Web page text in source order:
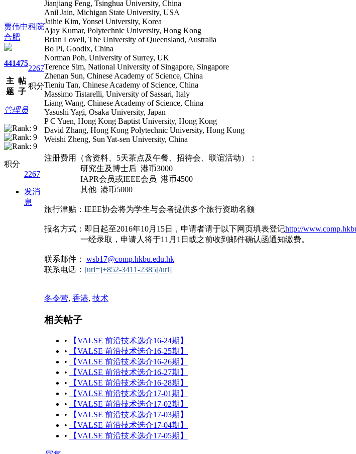
贾伟中科院
合肥
441
主
题
475
帖
子
2267
积分
管理员
积分
2267
发消
息
Jianjiang Feng, Tsinghua University, China
Anil Jain, Michigan State University, USA
Jaihie Kim, Yonsei University, Korea
Ajay Kumar, Polytechnic University, Hong Kong
Brian Lovell, The University of Queensland, Australia
Bo Pi, Goodix, China
Norman Poh, University of Surrey, UK
Terence Sim, National University of Singapore, Singapore
Zhenan Sun, Chinese Academy of Science, China
Tieniu Tan, Chinese Academy of Science, China
Massimo Tistarelli, University of Sassari, Italy
Liang Wang, Chinese Academy of Science, China
Yasushi Yagi, Osaka University, Japan
P C Yuen, Hong Kong Baptist University, Hong Kong
David Zhang, Hong Kong Polytechnic University, Hong Kong
Weishi Zheng, Sun Yat-sen University, China
注册费用（含资料、5天茶点及午餐、招待会、联谊活动）：
研究生及博士后 港币3000
IAPR会员或IEEE会员 港币4500
其他 港币5000
旅行津贴：IEEE协会将为学生与会者提供多个旅行资助名额
报名方式：即日起至2016年10月15日，申请者请于以下网页填表登记http://
一经录取，申请人将于11月1日或之前收到邮件确认函通知缴费。
联系邮件： wsb17@comp.hkbu.edu.hk
联系电话： [url=]+852-3411-2385[/url]
冬令营, 香港, 技术
相关帖子
•
【VALSE 前沿技术选介16-24期】
•
【VALSE 前沿技术选介16-25期】
•
【VALSE 前沿技术选介16-26期】
•
【VALSE 前沿技术选介16-27期】
•
【VALSE 前沿技术选介16-28期】
•
【VALSE 前沿技术选介17-01期】
•
【VALSE 前沿技术选介17-02期】
•
【VALSE 前沿技术选介17-03期】
•
【VALSE 前沿技术选介17-04期】
•
【VALSE 前沿技术选介17-05期】